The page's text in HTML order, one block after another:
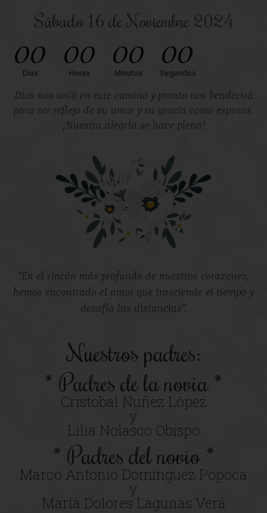
Sábado 16 de Noviembre 2024
00
Días
00
Horas
00
Minutos
00
Segundos
Dios nos unió en este camino y pronto nos bendecirá
para ser reflejo de su amor y su gracia como esposos.
¡Nuestra alegría se hace plena!
"En el rincón más profundo de nuestros corazones,
hemos encontrado el amor que trasciende el tiempo y
desafía las distancias".
Nuestros padres:
* Padres de la novia *
Cristobal Nuñez López
y
Lilia Nolasco Obispo
* Padres del novio *
Marco Antonio Domínguez Popoca
y
Maria Dolores Lagunas Verá